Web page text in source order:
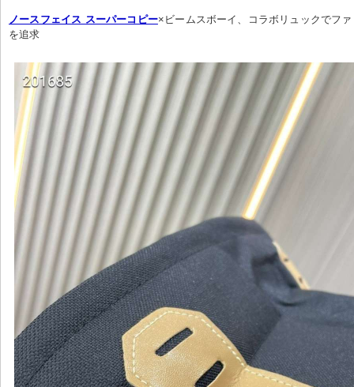
ノースフェイス スーパーコピー×ビームスボーイ、コラボリュックでフ
を追求